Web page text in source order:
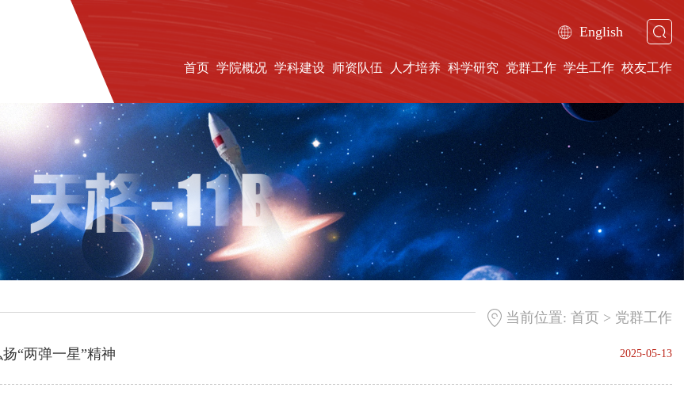
English
首页 学院概况 学科建设 师资队伍 人才培养 科学研究 党群工作 学生工作 校友工作
当前位置: 首页 > 党群工作
“两弹一星”精神 2025-05-13